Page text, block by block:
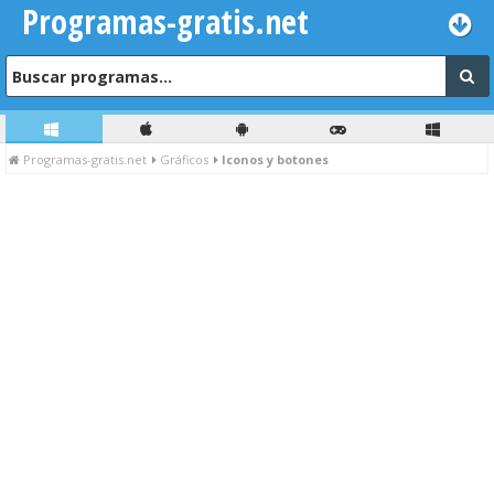
Programas-gratis.net
Programas-gratis.net Gráficos Iconos y botones